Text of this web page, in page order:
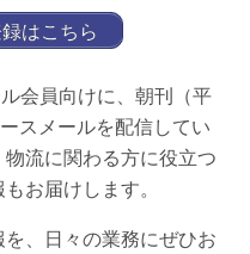
はこちら
会員向けに、朝刊（平
スメールを配信してい
流に関わる方に役立つ
お届けします。
、日々の業務にぜひお